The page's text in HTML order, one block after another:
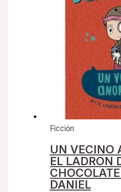
Ficción
UN VECINO
EL LADRON
DANIEL